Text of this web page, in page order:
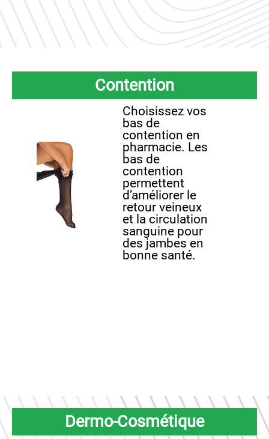
Contention
Choisissez vos
bas de
contention en
pharmacie. Les
bas de
contention
permettent
d’améliorer le
retour veineux
et la circulation
sanguine pour
des jambes en
bonne santé.
Dermo-Cosmétique